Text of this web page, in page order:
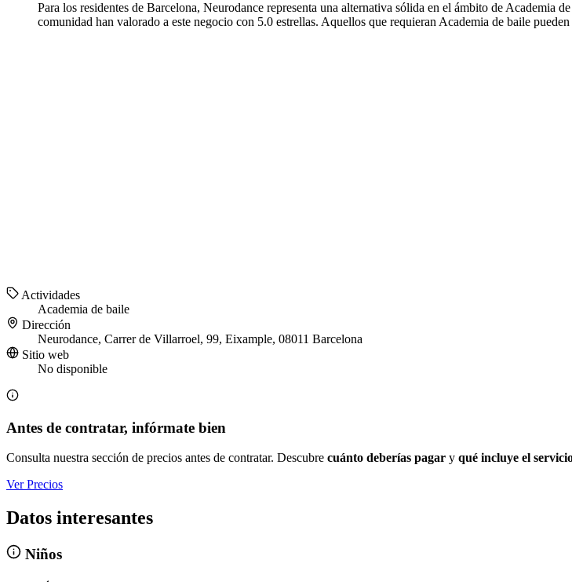
Para los residentes de Barcelona, Neurodance representa una alternativa sólida en el ámbito de Academia
comunidad han valorado a este negocio con 5.0 estrellas. Aquellos que requieran Academia de baile
Actividades
Academia de baile
Dirección
Neurodance, Carrer de Villarroel, 99, Eixample, 08011 Barcelona
Sitio web
No disponible
Antes de contratar, infórmate bien
Consulta nuestra sección de precios antes de contratar. Descubre cuánto deberías pagar y qué incluye el
Ver Precios
Datos interesantes
Niños